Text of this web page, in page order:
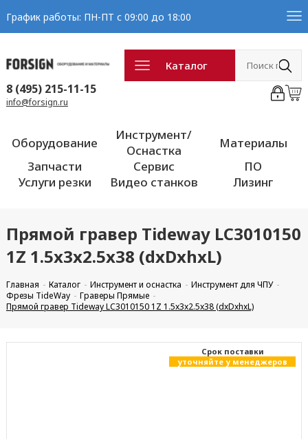
График работы: ПН-ПТ с 09:00 до 18:00
Каталог
8 (495) 215-11-15
info@forsign.ru
Оборудование
Инструмент/
Оснастка
Материалы
Запчасти
Сервис
ПО
Услуги резки
Видео станков Лизинг
Прямой гравер Tideway LC3010150
1Z 1.5x3x2.5x38 (dxDxhxL)
Главная Каталог Инструмент и оснастка
Инструмент для ЧПУ
Фрезы TideWay
Граверы Прямые
Прямой гравер Tideway LC3010150 1Z 1.5x3x2.5x38 (dxDxhxL)
Cрок поставки
уточняйте у менеджеров